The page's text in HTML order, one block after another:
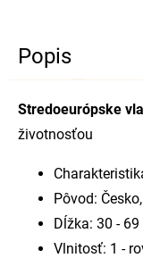
Popis
Stredoeurópske
životnosťou
Pôvod:
Dĺžka: 30 -
Vlnitosť: 1 -